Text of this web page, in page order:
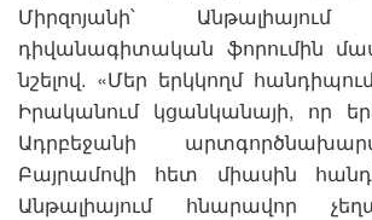
Միրզոյանի՝
դիվանագիտական ֆորումին
նշելով. «Մեր երկկողմ
Իրականում կցանկանայի, որ
Ադրբեջանի
Բայրամովի հետ միասին
Անթալիայում հնարավոր